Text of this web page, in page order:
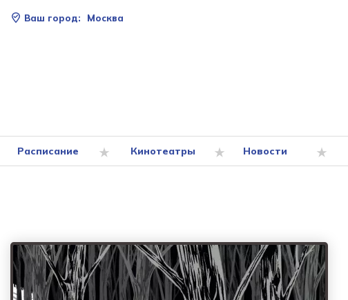
Ваш город: Москва
Расписание Кинотеатры Новости